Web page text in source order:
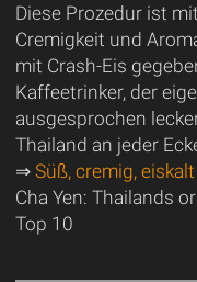
Diese Prozedur ist
Cremigkeit und
mit Crash-Eis
Kaffeetrinker, der
ausgesprochen
Thailand an jeder
⇒ Süß, cremig,
Cha Yen: Thailands
Top 10